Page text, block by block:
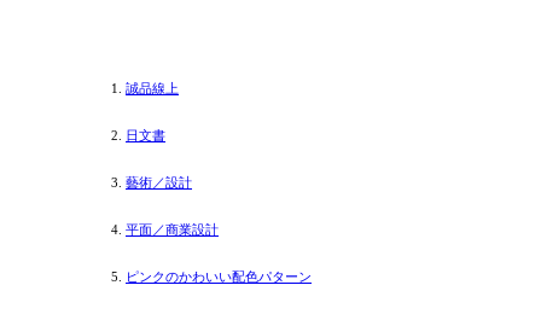
誠品線上
日文書
藝術／設計
平面／商業設計
ピンクのかわいい配色パターン